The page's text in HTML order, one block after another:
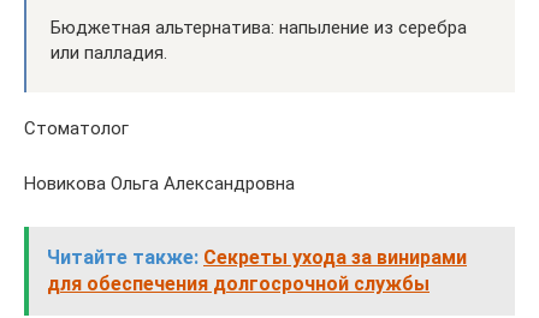
Бюджетная альтернатива: напыление из серебра
или палладия.
Стоматолог
Новикова Ольга Александровна
Читайте также: Секреты ухода за винирами
для обеспечения долгосрочной службы